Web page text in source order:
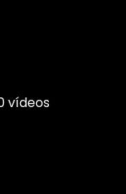
vídeos